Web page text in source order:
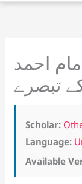
احمد
تبصرے
Scholar:
Language:
Available